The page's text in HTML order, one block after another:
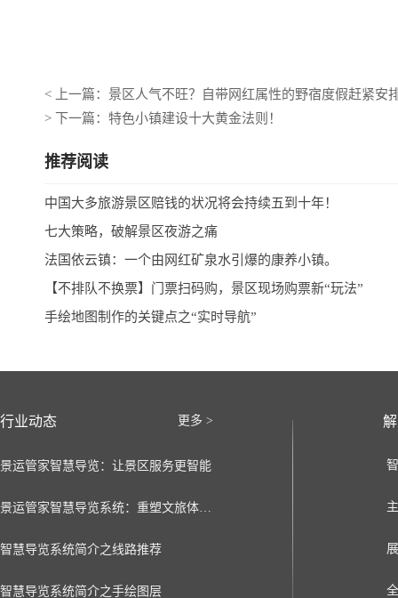
< 上一篇：景区人气不旺？自带网红属性的野宿度假赶紧安
> 下一篇：特色小镇建设十大黄金法则！
推荐阅读
中国大多旅游景区赔钱的状况将会持续五到十年！
七大策略，破解景区夜游之痛
法国依云镇：一个由网红矿泉水引爆的康养小镇。
【不排队不换票】门票扫码购，景区现场购票新“玩法”
手绘地图制作的关键点之“实时导航”
行业动态 更多 >
景运管家智慧导览：让景区服务更智能
智慧导览系统简介之线路推荐
智慧导览系统简介之手绘图层